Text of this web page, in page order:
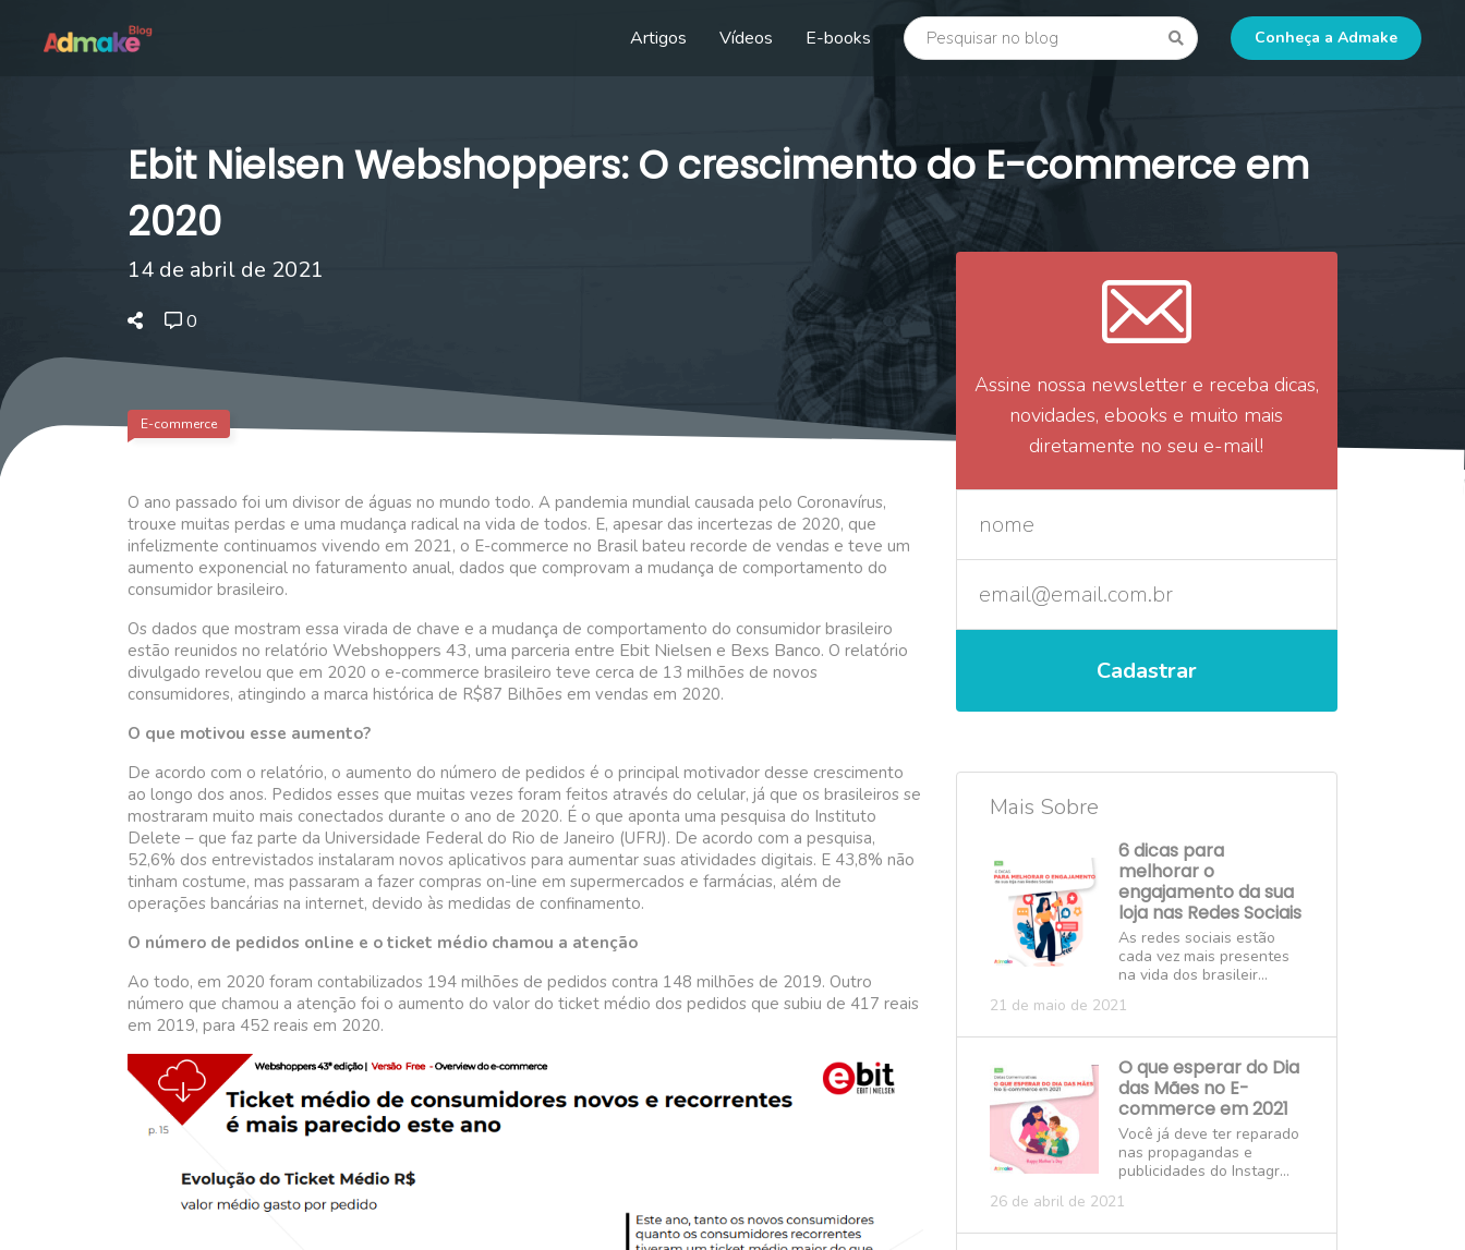
Artigos Vídeos E-books buscar no blog Go Conheça a Admake
Ebit Nielsen Webshoppers: O crescimento do E-commerce em
2020
14 de abril de 2021
0
E-commerce
O ano passado foi um divisor de águas no mundo todo. A pandemia mundial causada pelo Coronavírus,
trouxe muitas perdas e uma mudança radical na vida de todos. E, apesar das incertezas de 2020, que
infelizmente continuamos vivendo em 2021, o E-commerce no Brasil bateu recorde de vendas e teve um
aumento exponencial no faturamento anual, dados que comprovam a mudança de comportamento do
consumidor brasileiro.
Os dados que mostram essa virada de chave e a mudança de comportamento do consumidor brasileiro
estão reunidos no relatório Webshoppers 43, uma parceria entre Ebit Nielsen e Bexs Banco. O relatório
divulgado revelou que em 2020 o e-commerce brasileiro teve cerca de 13 milhões de novos
consumidores, atingindo a marca histórica de R$87 Bilhões em vendas em 2020.
O que motivou esse aumento?
De acordo com o relatório, o aumento do número de pedidos é o principal motivador desse crescimento
ao longo dos anos. Pedidos esses que muitas vezes foram feitos através do celular, já que os brasileiros se
mostraram muito mais conectados durante o ano de 2020. É o que aponta uma pesquisa do Instituto
Delete – que faz parte da Universidade Federal do Rio de Janeiro (UFRJ). De acordo com a pesquisa,
52,6% dos entrevistados instalaram novos aplicativos para aumentar suas atividades digitais. E 43,8% não
tinham costume, mas passaram a fazer compras on-line em supermercados e farmácias, além de
operações bancárias na internet, devido às medidas de confinamento.
O número de pedidos online e o ticket médio chamou a atenção
Ao todo, em 2020 foram contabilizados 194 milhões de pedidos contra 148 milhões de 2019. Outro
número que chamou a atenção foi o aumento do valor do ticket médio dos pedidos que subiu de 417 reais
em 2019, para 452 reais em 2020.
Assine nossa newsletter e receba dicas,
novidades, ebooks e muito mais
diretamente no seu e-mail!
Mais Sobre
6 dicas para
melhorar o
engajamento da sua
loja nas Redes Sociais
As redes sociais estão
cada vez mais presentes
na vida dos brasileir...
21 de maio de 2021
O que esperar do Dia
das Mães no E-
commerce em 2021
Você já deve ter reparado
nas propagandas e
publicidades do Instagr...
26 de abril de 2021